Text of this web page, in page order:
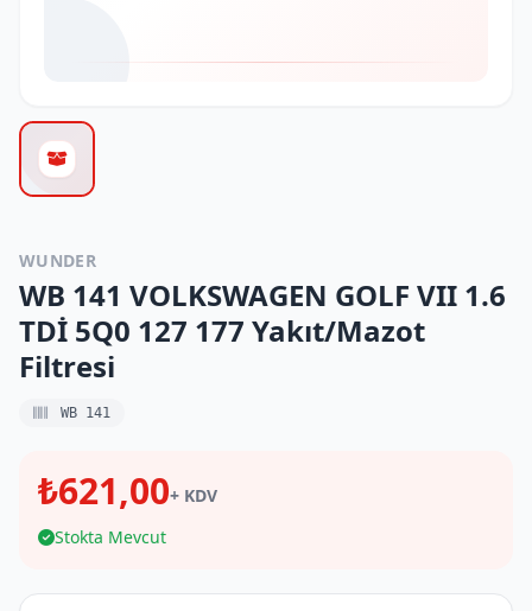
WUNDER
WB 141 VOLKSWAGEN GOLF VII 1.6
TDİ 5Q0 127 177 Yakıt/Mazot
Filtresi
WB 141
₺621,00+ KDV
Stokta Mevcut